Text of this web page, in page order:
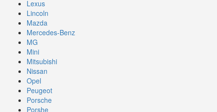
Lexus
Lincoln
Mazda
Mercedes-Benz
MG
Mini
Mitsubishi
Nissan
Opel
Peugeot
Porsche
Porshe